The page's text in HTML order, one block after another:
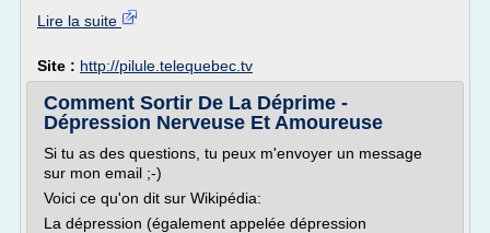
Lire la suite
Site : http://pilule.telequebec.tv
Comment Sortir De La Déprime -
Dépression Nerveuse Et Amoureuse
Si tu as des questions, tu peux m'envoyer un message
sur mon email ;-)
Voici ce qu'on dit sur Wikipédia:
La dépression (également appelée dépression